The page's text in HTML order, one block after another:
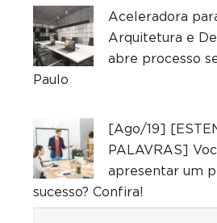
Aceleradora
Arquitetura e
abre processo
Paulo
[Ago/19]
PALAVRAS]
apresentar um
sucesso? Confira!